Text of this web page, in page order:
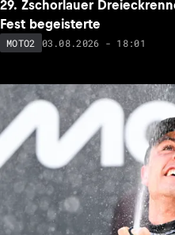
29. Zschorlauer
Fest begeisterte
MOTO2 03.08.2026 - 18:01